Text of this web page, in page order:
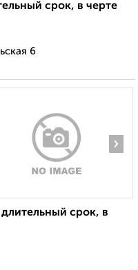
срок, в черте
6
›
срок, в